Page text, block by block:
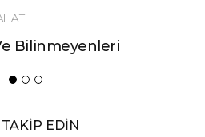
Bilinmeyenleri
EDİN